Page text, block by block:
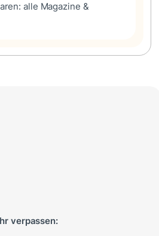
alle Magazine &
verpassen: